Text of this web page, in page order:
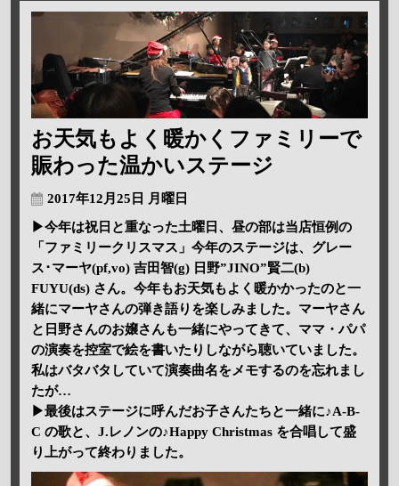
お天気もよく暖かくファミリーで
賑わった温かいステージ
2017年12月25日 月曜日
▶今年は祝日と重なった土曜日、昼の部は当店恒例の
「ファミリークリスマス」今年のステージは、グレー
ス･マーヤ(pf,vo) 吉田智(g) 日野”JINO”賢二(b)
FUYU(ds) さん。今年もお天気もよく暖かかったのと一
緒にマーヤさんの弾き語りを楽しみました。マーヤさん
と日野さんのお嬢さんも一緒にやってきて、ママ・パパ
の演奏を控室で絵を書いたりしながら聴いていました。
私はバタバタしていて演奏曲名をメモするのを忘れまし
たが…
▶最後はステージに呼んだお子さんたちと一緒に♪A-B-
C の歌と、J.レノンの♪Happy Christmas を合唱して盛
り上がって終わりました。